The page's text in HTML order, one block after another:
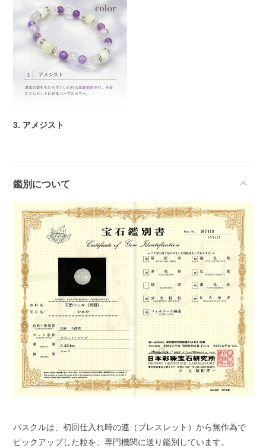
3. アメジスト
鑑別について
パスクルは、初回仕入れ時の連（ブレスレット）から無作為で
ピックアップした粒を、専門機関に送り鑑別しています。